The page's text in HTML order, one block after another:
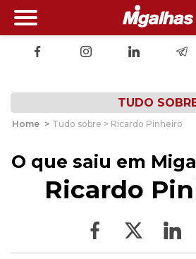
TUDO
Home > Tudo sobre > Ricardo Pinheiro
O que saiu em
Ricardo